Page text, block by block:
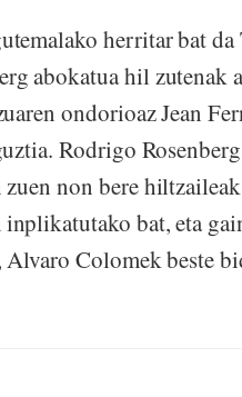
herritar bat
abokatua hil zutenak
ondorioaz Jean
Rodrigo
non bere
bat, eta
Alvaro Colomek beste